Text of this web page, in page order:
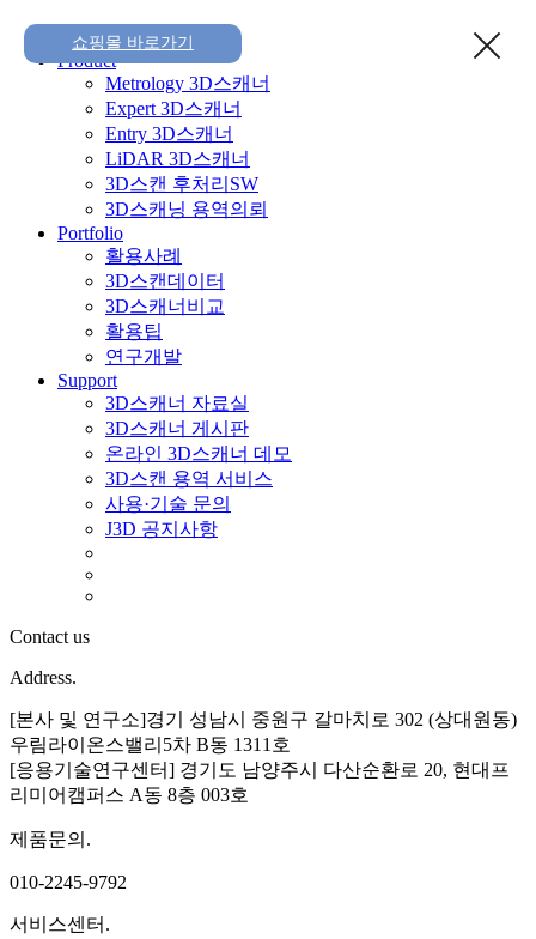
쇼핑몰 바로가기
Home
Product
Metrology 3D스캐너
Expert 3D스캐너
Entry 3D스캐너
LiDAR 3D스캐너
3D스캔 후처리SW
3D스캐닝 용역의뢰
Portfolio
활용사례
3D스캔데이터
3D스캐너비교
활용팁
연구개발
Support
3D스캐너 자료실
3D스캐너 게시판
온라인 3D스캐너 데모
3D스캔 용역 서비스
사용·기술 문의
J3D 공지사항
Contact us
Address.
[본사 및 연구소]경기 성남시 중원구 갈마치로 302 (상대원동)
우림라이온스밸리5차 B동 1311호
[응용기술연구센터] 경기도 남양주시 다산순환로 20, 현대프
리미어캠퍼스 A동 8층 003호
제품문의.
010-2245-9792
서비스센터.